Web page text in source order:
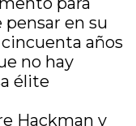
en su
años
no hay
élite
Hackman y